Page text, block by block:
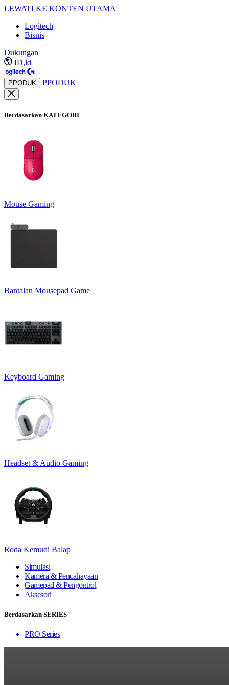
LEWATI KE KONTEN UTAMA
Logitech
Bisnis
Dukungan
ID,id
PPODUK PPODUK
Berdasarkan KATEGORI
Mouse Gaming
Bantalan Mousepad Game
Keyboard Gaming
Headset & Audio Gaming
Roda Kemudi Balap
Simulasi
Kamera & Pencahayaan
Gamepad & Pengontrol
Aksesori
Berdasarkan SERIES
PRO Series